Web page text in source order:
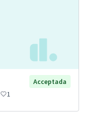
Acceptada
1